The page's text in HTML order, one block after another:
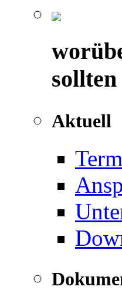
sollten
Aktuell